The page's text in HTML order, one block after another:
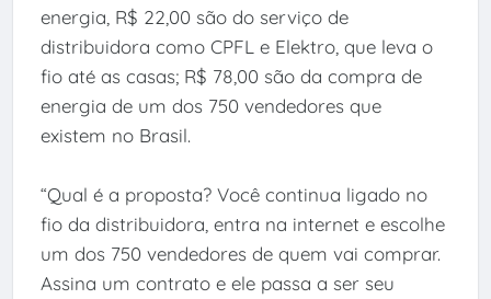
energia, R$ 22,00 são do serviço de
distribuidora como CPFL e Elektro, que leva o
fio até as casas; R$ 78,00 são da compra de
energia de um dos 750 vendedores que
existem no Brasil.
“Qual é a proposta? Você continua ligado no
fio da distribuidora, entra na internet e escolhe
um dos 750 vendedores de quem vai comprar.
Assina um contrato e ele passa a ser seu